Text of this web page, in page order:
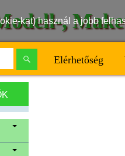
kat) használ a jobb
,
Elérhetőség